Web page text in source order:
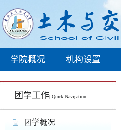
学院概况 机构设置
团学工作| Quick Navigation
团学概况